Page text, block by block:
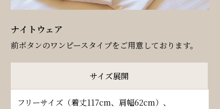
ナイトウェア
前ボタンのワンピースタイプをご用意しております。
サイズ展開
フリーサイズ（着丈117cm、肩幅62cm）、